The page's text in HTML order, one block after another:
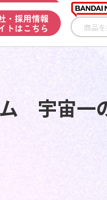
・採用情報
トはこちら
宇宙一